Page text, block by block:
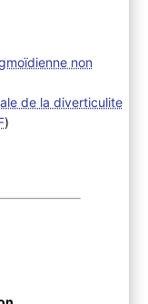
non
de la diverticulite
)